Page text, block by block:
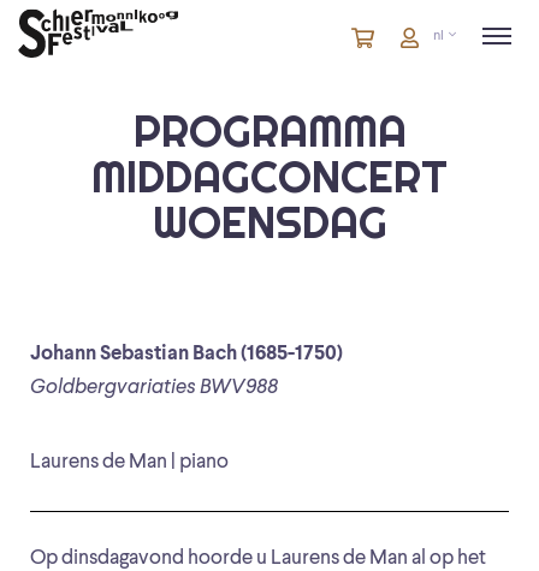
Winkelmandje
artikelen
Account
nl
PROGRAMMA
MIDDAGCONCERT
WOENSDAG
Johann Sebastian Bach (1685-1750)
Goldbergvariaties BWV988
Laurens de Man | piano
Op dinsdagavond hoorde u Laurens de Man al op het